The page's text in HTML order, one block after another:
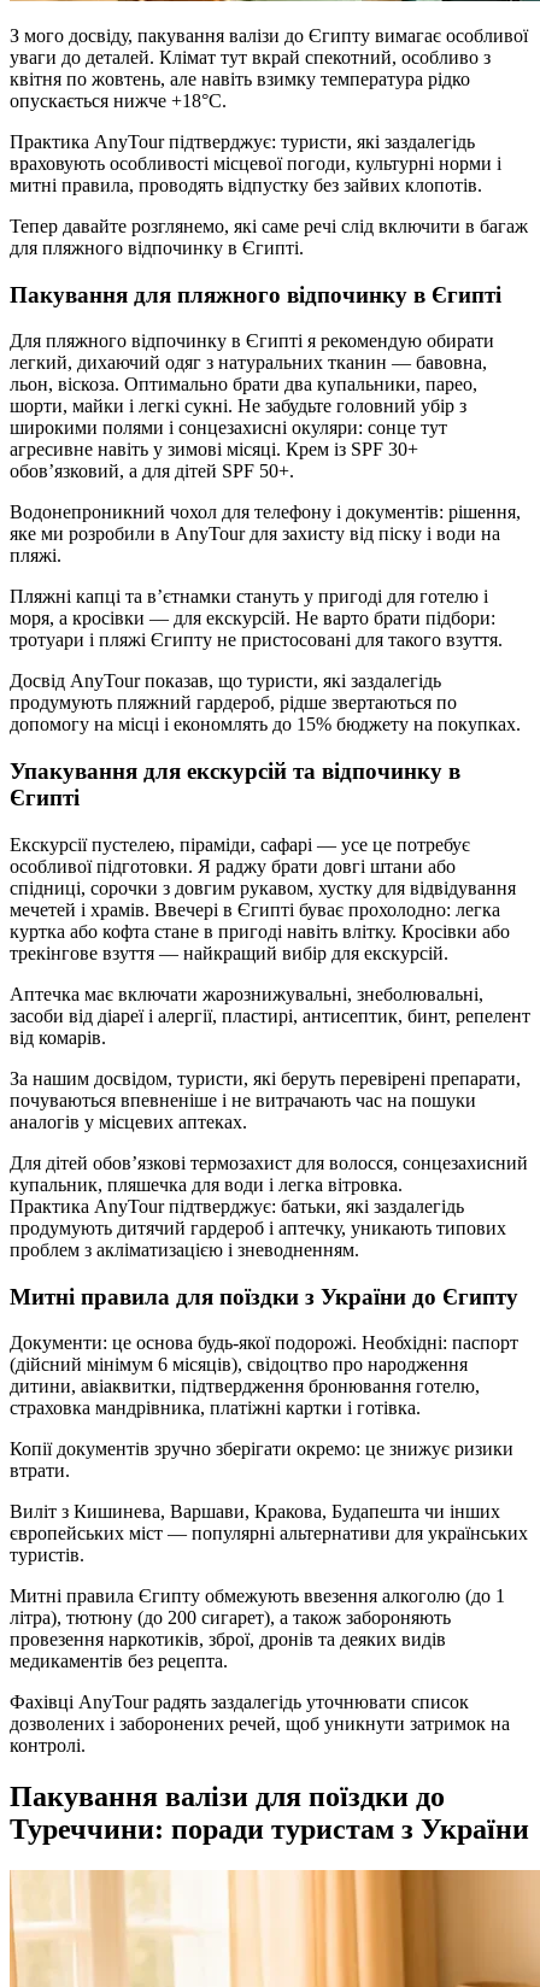
З мого досвіду, пакування валізи до Єгипту вимагає особливої
уваги до деталей. Клімат тут вкрай спекотний, особливо з
квітня по жовтень, але навіть взимку температура рідко
опускається нижче +18°C.
Практика AnyTour підтверджує: туристи, які заздалегідь
враховують особливості місцевої погоди, культурні норми і
митні правила, проводять відпустку без зайвих клопотів.
Тепер давайте розглянемо, які саме речі слід включити в багаж
для пляжного відпочинку в Єгипті.
Пакування для пляжного відпочинку в Єгипті
Для пляжного відпочинку в Єгипті я рекомендую обирати
легкий, дихаючий одяг з натуральних тканин — бавовна,
льон, віскоза. Оптимально брати два купальники, парео,
шорти, майки і легкі сукні. Не забудьте головний убір з
широкими полями і сонцезахисні окуляри: сонце тут
агресивне навіть у зимові місяці. Крем із SPF 30+
обов’язковий, а для дітей SPF 50+.
Водонепроникний чохол для телефону і документів: рішення,
яке ми розробили в AnyTour для захисту від піску і води на
пляжі.
Пляжні капці та в’єтнамки стануть у пригоді для готелю і
моря, а кросівки — для екскурсій. Не варто брати підбори:
тротуари і пляжі Єгипту не пристосовані для такого взуття.
Досвід AnyTour показав, що туристи, які заздалегідь
продумують пляжний гардероб, рідше звертаються по
допомогу на місці і економлять до 15% бюджету на покупках.
Упакування для екскурсій та відпочинку в
Єгипті
Екскурсії пустелею, піраміди, сафарі — усе це потребує
особливої підготовки. Я раджу брати довгі штани або
спідниці, сорочки з довгим рукавом, хустку для відвідування
мечетей і храмів. Ввечері в Єгипті буває прохолодно: легка
куртка або кофта стане в пригоді навіть влітку. Кросівки або
трекінгове взуття — найкращий вибір для екскурсій.
Аптечка має включати жарознижувальні, знеболювальні,
засоби від діареї і алергії, пластирі, антисептик, бинт, репелент
від комарів.
За нашим досвідом, туристи, які беруть перевірені препарати,
почуваються впевненіше і не витрачають час на пошуки
аналогів у місцевих аптеках.
Для дітей обов’язкові термозахист для волосся, сонцезахисний
купальник, пляшечка для води і легка вітровка.
Практика AnyTour підтверджує: батьки, які заздалегідь
продумують дитячий гардероб і аптечку, уникають типових
проблем з акліматизацією і зневодненням.
Митні правила для поїздки з України до Єгипту
Документи: це основа будь-якої подорожі. Необхідні: паспорт
(дійсний мінімум 6 місяців), свідоцтво про народження
дитини, авіаквитки, підтвердження бронювання готелю,
страховка мандрівника, платіжні картки і готівка.
Копії документів зручно зберігати окремо: це знижує ризики
втрати.
Виліт з Кишинева, Варшави, Кракова, Будапешта чи інших
європейських міст — популярні альтернативи для українських
туристів.
Митні правила Єгипту обмежують ввезення алкоголю (до 1
літра), тютюну (до 200 сигарет), а також забороняють
провезення наркотиків, зброї, дронів та деяких видів
медикаментів без рецепта.
Фахівці AnyTour радять заздалегідь уточнювати список
дозволених і заборонених речей, щоб уникнути затримок на
контролі.
Пакування валізи для поїздки до
Туреччини: поради туристам з України